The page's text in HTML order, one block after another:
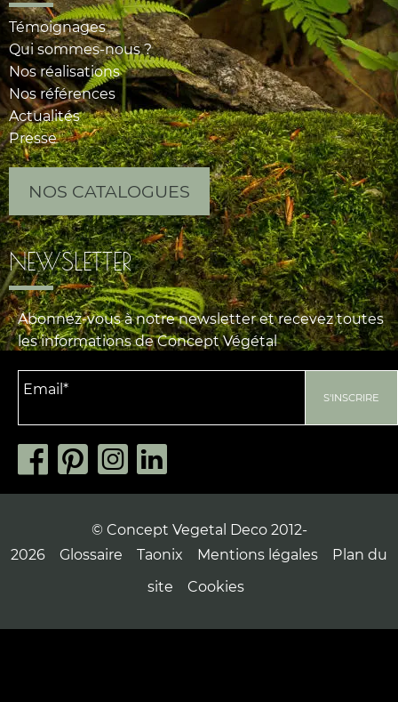
Témoignages
Qui sommes-nous ?
Nos réalisations
Nos références
Actualités
Presse
NOS CATALOGUES
NEWSLETTER
Abonnez-vous à notre newsletter et recevez toutes
les informations de Concept Végétal
© Concept Vegetal Deco 2012-
2026
Glossaire Taonix Mentions légales
Plan du
site
Cookies